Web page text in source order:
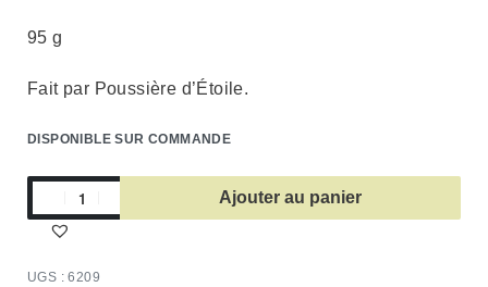
95 g
Fait par Poussière d’Étoile.
DISPONIBLE SUR COMMANDE
Ajouter au panier
6209